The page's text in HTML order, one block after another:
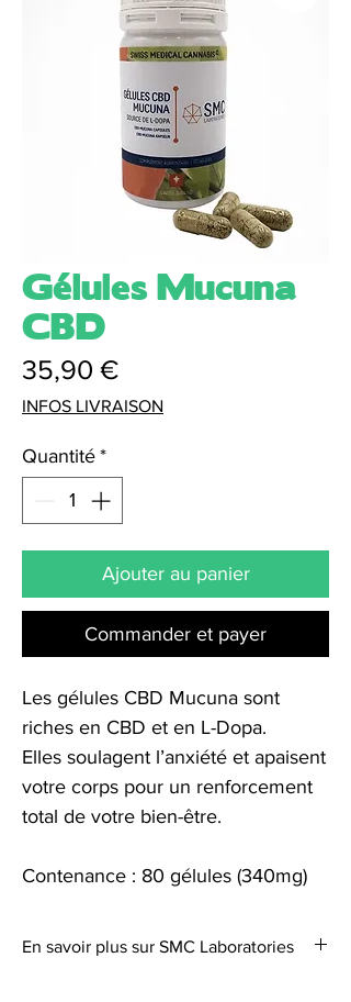
Gélules Mucuna
CBD
35,90 €Prix
INFOS LIVRAISON
Quantité *
Ajouter au panier
Commander et payer
Les gélules CBD Mucuna sont
riches en CBD et en L-Dopa.
Elles soulagent l’anxiété et apaisent
votre corps pour un renforcement
total de votre bien-être.
Contenance : 80 gélules (340mg)
En savoir plus sur SMC Laboratories